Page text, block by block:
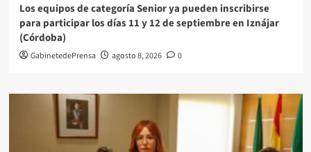
Los equipos de categoría Senior ya pueden inscribirse
para participar los días 11 y 12 de septiembre en Iznájar
(Córdoba)
GabinetedePrensa agosto 8, 2026 0